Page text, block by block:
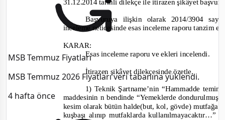
MSB Temmuz Fiyatları
MSB Temmuz 2026 Fiyatları veri tabanına yüklendi.
4 hafta önce
Başvuruya ilişkin olarak 2014/3904
inceleme neticesinde esas inceleme raporu tanzim
KARAR:
Esas inceleme raporu ve ekleri incelendi.
İtirazen şikâyet dilekçesinde özetle,
1)Teknik Şartname’nin “Hammadde
maddesinin n bendinde “Yemeklerde dondurulmuş-
kesim olarak bütün halde(but, kol, gövde) mutfağa
kuşbaşı alınıp mutfaklarda kullanılmayacaktır…”